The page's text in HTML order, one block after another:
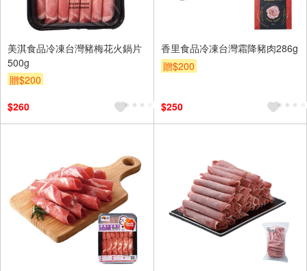
美淇食品冷凍台灣豬梅花火鍋片
500g
贈$200
$260
香里食品冷凍台灣霜降豬肉286g
贈$200
$250